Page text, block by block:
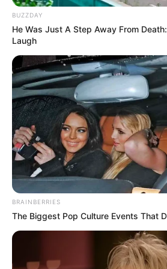
Le Pronostic PMU du
chevaux du PRIX LE
BUZZDAY
He Was Just A Step Away From
Laugh
BRAINBERRIES
The Biggest Pop Culture Events That
BUZZDAY
Chrissy Metz Is So Skinny Now And